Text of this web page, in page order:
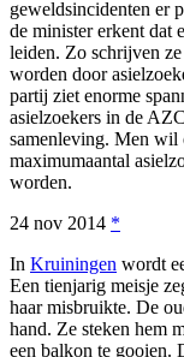
geweldsincidenten er
de minister erkent dat
leiden. Zo schrijven
worden door
partij ziet enorme
asielzoekers in de
samenleving. Men wil
maximumaantal
worden.
24 nov 2014 *
In Kruiningen wordt
Een tienjarig meisje
haar misbruikte. De
hand. Ze steken hem
een balkon te gooien.